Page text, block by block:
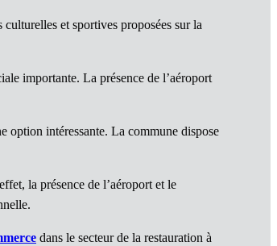
et sportives proposées sur la
importante. La présence de l’aéroport
option intéressante. La commune dispose
la présence de l’aéroport et le
dans le secteur de la restauration à